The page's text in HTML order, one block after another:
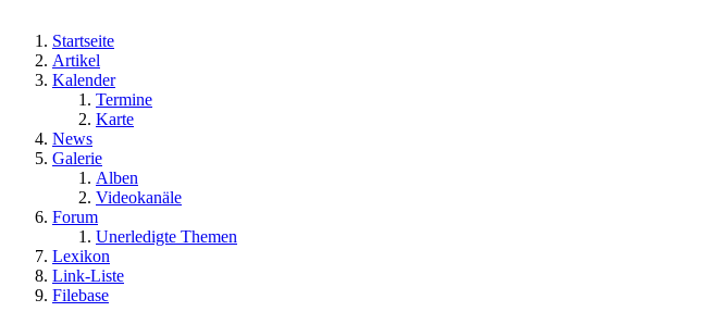
Startseite
Artikel
Kalender
Termine
Karte
News
Galerie
Alben
Videokanäle
Forum
Unerledigte Themen
Lexikon
Link-Liste
Filebase